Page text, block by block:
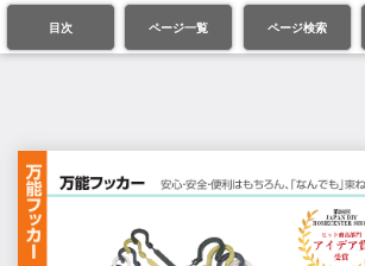
目次 ページ一覧 ページ検索